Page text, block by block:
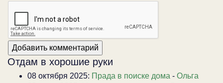
Отдам в хорошие руки
08 октября 2025: Прада в поиске дома - Ольга